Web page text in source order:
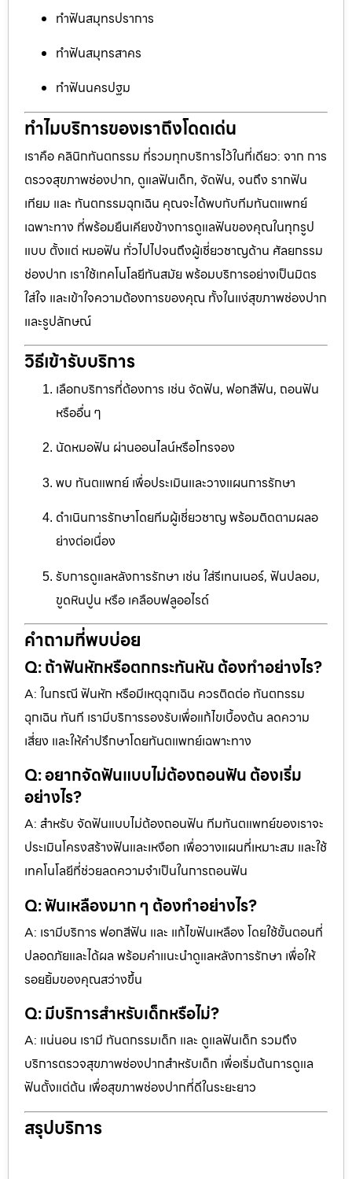
ทำฟันสมุทรปราการ
ทำฟันสมุทรสาคร
ทำฟันนครปฐม
ทำไมบริการของเราถึงโดดเด่น
เราคือ คลินิกทันตกรรม ที่รวมทุกบริการไว้ในที่เดียว: จาก การ
ตรวจสุขภาพช่องปาก, ดูแลฟันเด็ก, จัดฟัน, จนถึง รากฟัน
เทียม และ ทันตกรรมฉุกเฉิน คุณจะได้พบกับทีมทันตแพทย์
เฉพาะทาง ที่พร้อมยืนเคียงข้างการดูแลฟันของคุณในทุกรูป
แบบ ตั้งแต่ หมอฟัน ทั่วไปไปจนถึงผู้เชี่ยวชาญด้าน ศัลยกรรม
ช่องปาก เราใช้เทคโนโลยีทันสมัย พร้อมบริการอย่างเป็นมิตร
ใส่ใจ และเข้าใจความต้องการของคุณ ทั้งในแง่สุขภาพช่องปาก
และรูปลักษณ์
วิธีเข้ารับบริการ
เลือกบริการที่ต้องการ เช่น จัดฟัน, ฟอกสีฟัน, ถอนฟัน
หรืออื่น ๆ
นัดหมอฟัน ผ่านออนไลน์หรือโทรจอง
พบ ทันตแพทย์ เพื่อประเมินและวางแผนการรักษา
ดำเนินการรักษาโดยทีมผู้เชี่ยวชาญ พร้อมติดตามผลอ
ย่างต่อเนื่อง
รับการดูแลหลังการรักษา เช่น ใส่รีเทนเนอร์, ฟันปลอม,
ขูดหินปูน หรือ เคลือบฟลูออไรด์
คำถามที่พบบ่อย
Q: ถ้าฟันหักหรือตกกระทันหัน ต้องทำอย่างไร?
A: ในกรณี ฟันหัก หรือมีเหตุฉุกเฉิน ควรติดต่อ ทันตกรรม
ฉุกเฉิน ทันที เรามีบริการรองรับเพื่อแก้ไขเบื้องต้น ลดความ
เสี่ยง และให้คำปรึกษาโดยทันตแพทย์เฉพาะทาง
Q: อยากจัดฟันแบบไม่ต้องถอนฟัน ต้องเริ่ม
อย่างไร?
A: สำหรับ จัดฟันแบบไม่ต้องถอนฟัน ทีมทันตแพทย์ของเราจะ
ประเมินโครงสร้างฟันและเหงือก เพื่อวางแผนที่เหมาะสม และใช้
เทคโนโลยีที่ช่วยลดความจำเป็นในการถอนฟัน
Q: ฟันเหลืองมาก ๆ ต้องทำอย่างไร?
A: เรามีบริการ ฟอกสีฟัน และ แก้ไขฟันเหลือง โดยใช้ขั้นตอนที่
ปลอดภัยและได้ผล พร้อมคำแนะนำดูแลหลังการรักษา เพื่อให้
รอยยิ้มของคุณสว่างขึ้น
Q: มีบริการสำหรับเด็กหรือไม่?
A: แน่นอน เรามี ทันตกรรมเด็ก และ ดูแลฟันเด็ก รวมถึง
บริการตรวจสุขภาพช่องปากสำหรับเด็ก เพื่อเริ่มต้นการดูแล
ฟันตั้งแต่ต้น เพื่อสุขภาพช่องปากที่ดีในระยะยาว
สรุปบริการ